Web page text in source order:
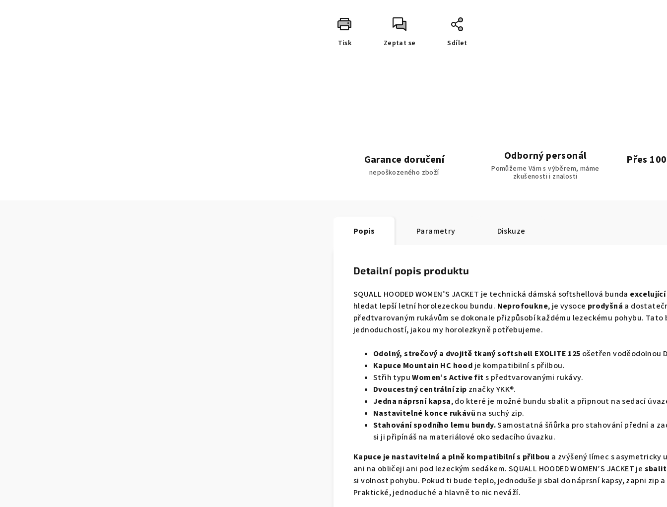
Tisk Zeptat se Sdílet
Garance doručení
nepoškozeného zboží
Odborný personál
Pomůžeme Vám s výběrem, máme
zkušenosti i znalosti
Přes
Popis Parametry Diskuze
Detailní popis produktu
SQUALL HOODED WOMEN’S JACKET je technická dámská softshellová bunda
hledat lepší letní horolezeckou bundu. Neprofoukne, je vysoce prodyšná a
předtvarovaným rukávům se dokonale přizpůsobí každému lezeckému pohybu. Tato
jednoduchostí, jakou my horolezkyně potřebujeme.
Odolný, strečový a dvojitě tkaný softshell EXOLITE 125 ošetřen voděodolnou
Kapuce Mountain HC hoodje kompatibilní s přilbou.
Střih typu Women’s Active fits předtvarovanými rukávy.
Dvoucestný centrální zip značky YKK®.
Jedna náprsní kapsa, do které je možné bundu sbalit a připnout na sedací
Nastavitelné konce rukávů na suchý zip.
Stahování spodního lemu bundy.Samostatná šňůrka pro stahování přední a
si ji připínáš na materiálové oko sedacího úvazku.
Kapuce je nastavitelná a plně kompatibilní s přilbou a zvýšený límec s
ani na obličeji ani pod lezeckým sedákem. SQUALL HOODED WOMEN’S JACKET je
si volnost pohybu. Pokud ti bude teplo, jednoduše ji sbal do náprsní kapsy, zapni zip
Praktické, jednoduché a hlavně to nic neváží.